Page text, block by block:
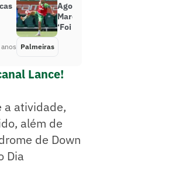
Agora zagueiro no Palmeiras,
Marcos Rocha fala sobre
‘Foi difícil aceitar’
Palmeiras
Lance!
a atividade,
além de
de Down
Dia